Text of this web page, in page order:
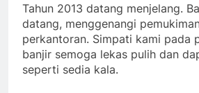
Tahun 2013 datang menjelang.
datang, menggenangi
perkantoran. Simpati kami pada
banjir semoga lekas pulih dan
seperti sedia kala.